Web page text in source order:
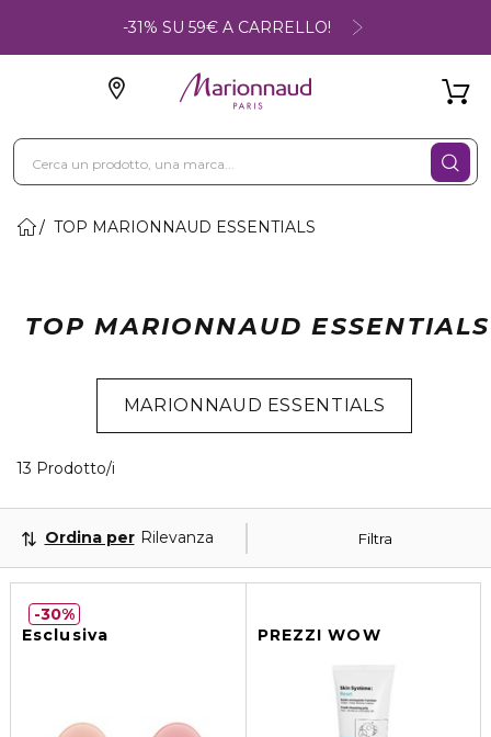
-31% SU 59€ A CARRELLO!
TOP MARIONNAUD ESSENTIALS
TOP MARIONNAUD ESSENTIALS
MARIONNAUD ESSENTIALS
13 Prodotto/i
Filtra
Ordina per Rilevanza
Esclusiva
30%
PREZZI WOW